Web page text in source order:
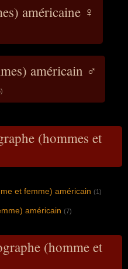
américaine ♀
américain ♂
(hommes et
et femme) américain (1)
américain (7)
(homme et